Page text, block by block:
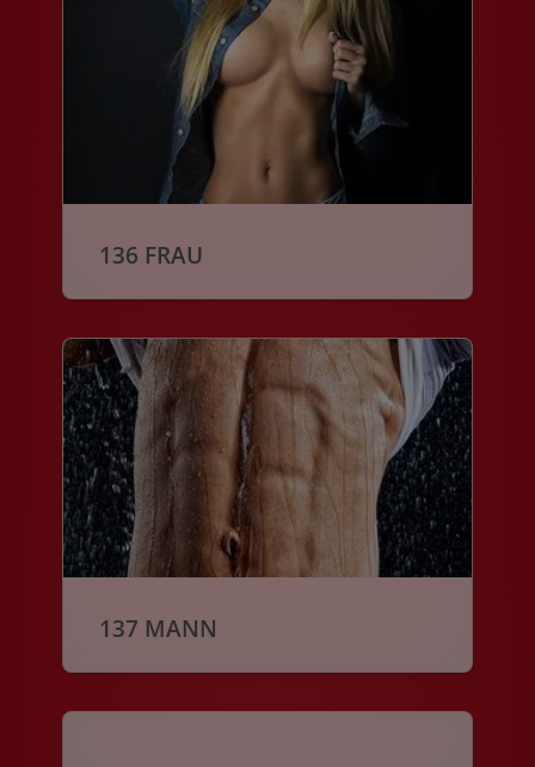
136 FRAU
137 MANN